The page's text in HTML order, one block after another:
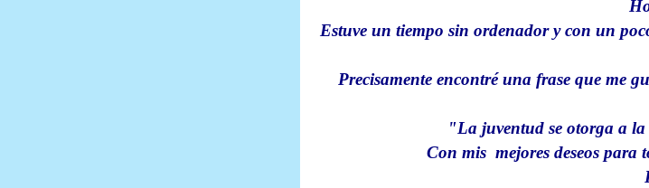
Estuve un tiempo sin ordenador y con un
Precisamente encontré una frase que me
"La juventud se otorga a
Con mis mejores deseos para